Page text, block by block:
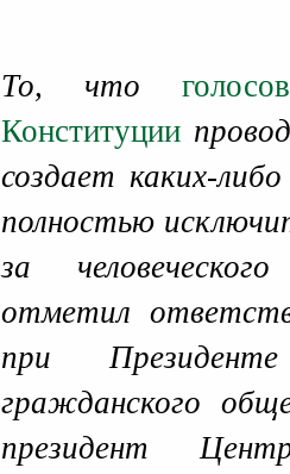
То, что
Конституции
создает каких-
полностью
за
отметил
при
гражданского
президент